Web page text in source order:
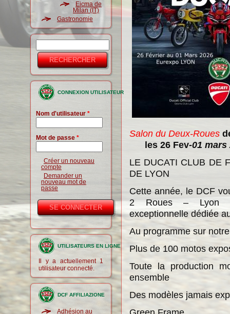
Eicma de
Milan (IT)
Gastronomie
Formulaire
de
recherche
CONNEXION UTILISATEUR
Nom d'utilisateur *
Mot de passe *
Créer un nouveau
compte
Demander un
nouveau mot de
passe
UTILISATEURS EN LIGNE
Il y a actuellement 1
utilisateur connecté.
DCF AFFILIAZIONE
Adhésion au
Salon du Deux-Roues
les 26 Fev-01 mars
LE DUCATI CLUB DE
DE LYON
Cette année, le DCF
2 Roues – Lyon
exceptionnelle dédiée
Au programme sur
Plus de 100 motos
Toute la production
ensemble
Des modèles jamais